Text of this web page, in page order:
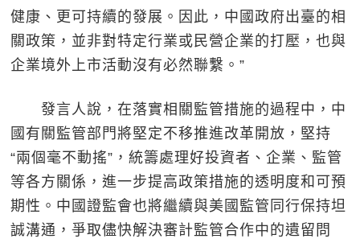
健康、更可持續的發展。因此，中國政府出臺的相
關政策，並非對特定行業或民營企業的打壓，也與
企業境外上市活動沒有必然聯繫。”
發言人說，在落實相關監管措施的過程中，中
國有關監管部門將堅定不移推進改革開放，堅持
“兩個毫不動搖”，統籌處理好投資者、企業、監管
等各方關係，進一步提高政策措施的透明度和可預
期性。中國證監會也將繼續與美國監管同行保持坦
誠溝通，爭取儘快解決審計監管合作中的遺留問